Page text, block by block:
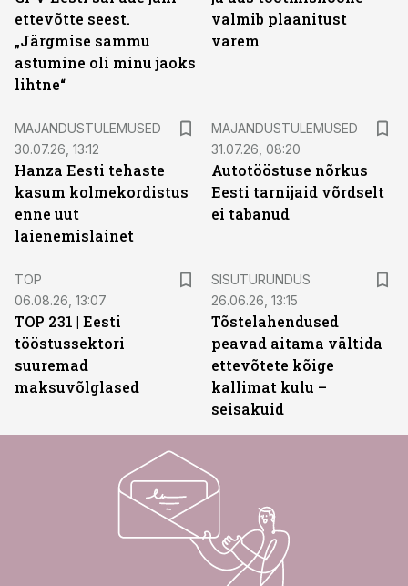
ettevõtte seest.
„Järgmise sammu
astumine oli minu jaoks
lihtne“
valmib plaanitust
varem
MAJANDUSTULEMUSED
30.07.26, 13:12
Hanza Eesti tehaste
kasum kolmekordistus
enne uut
laienemislainet
MAJANDUSTULEMUSED
31.07.26, 08:20
Autotööstuse nõrkus
Eesti tarnijaid võrdselt
ei tabanud
TOP
06.08.26, 13:07
TOP 231 | Eesti
tööstussektori
suuremad
maksuvõlglased
SISUTURUNDUS
26.06.26, 13:15
Tõstelahendused
peavad aitama vältida
ettevõtete kõige
kallimat kulu –
seisakuid